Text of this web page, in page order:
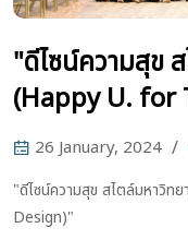
"ดีไซน์ความสุข
(Happy U. for
26 January, 2024
"ดีไซน์ความสุข สไตล์มหาวิ
Design)"